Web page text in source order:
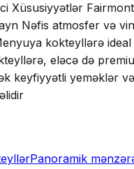
Xüsusiyyətlər
Nəfis atmosfer və
kokteyllərə
eləcə də
keyfiyyətli yeməklər
Panoramik